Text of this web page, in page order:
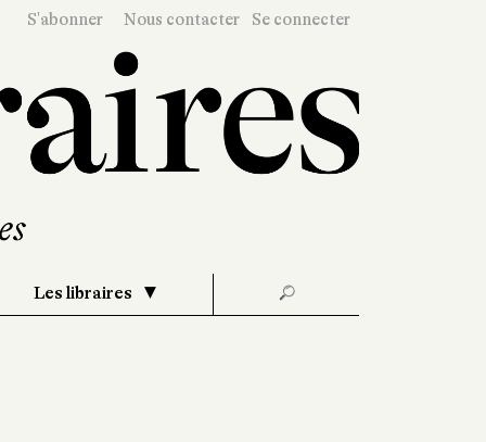
S'abonner Nous contacter Se connecter
Les libraires 🔎